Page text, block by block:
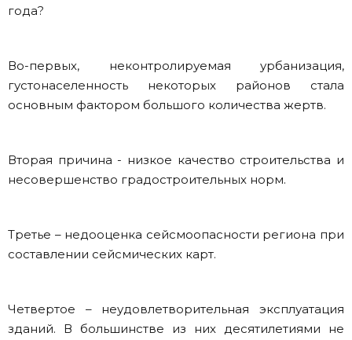
года?
Во-первых, неконтролируемая урбанизация,
густонаселенность некоторых районов стала
основным фактором большого количества жертв.
Вторая причина - низкое качество строительства и
несовершенство градостроительных норм.
Третье – недооценка сейсмоопасности региона при
составлении сейсмических карт.
Четвертое – неудовлетворительная эксплуатация
зданий. В большинстве из них десятилетиями не